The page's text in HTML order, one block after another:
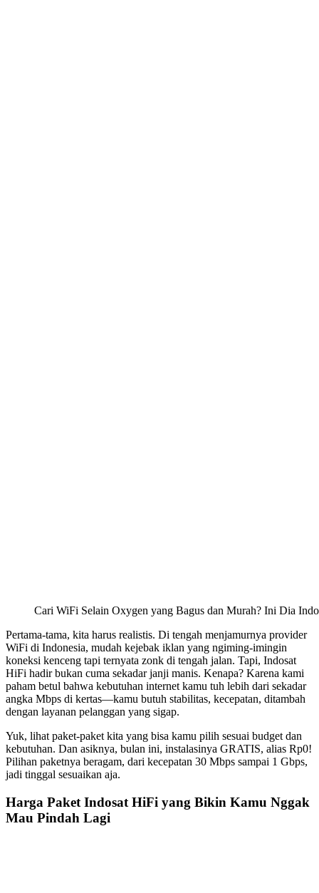
Cari WiFi Selain Oxygen yang Bagus dan Murah? Ini Dia
Pertama-tama, kita harus realistis. Di tengah menjamurnya provider
WiFi di Indonesia, mudah kejebak iklan yang ngiming-imingin
koneksi kenceng tapi ternyata zonk di tengah jalan. Tapi, Indosat
HiFi hadir bukan cuma sekadar janji manis. Kenapa? Karena kami
paham betul bahwa kebutuhan internet kamu tuh lebih dari sekadar
angka Mbps di kertas—kamu butuh stabilitas, kecepatan, ditambah
dengan layanan pelanggan yang sigap.
Yuk, lihat paket-paket kita yang bisa kamu pilih sesuai budget dan
kebutuhan. Dan asiknya, bulan ini, instalasinya GRATIS, alias Rp0!
Pilihan paketnya beragam, dari kecepatan 30 Mbps sampai 1 Gbps,
jadi tinggal sesuaikan aja.
Harga Paket Indosat HiFi yang Bikin Kamu Nggak
Mau Pindah Lagi